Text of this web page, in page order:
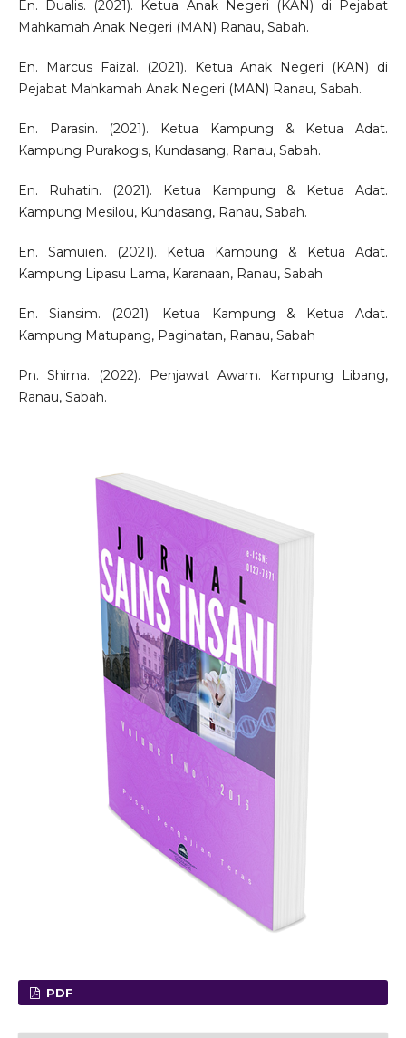
En. Dualis. (2021). Ketua Anak Negeri (KAN) di Pejabat
Mahkamah Anak Negeri (MAN) Ranau, Sabah.
En. Marcus Faizal. (2021). Ketua Anak Negeri (KAN) di
Pejabat Mahkamah Anak Negeri (MAN) Ranau, Sabah.
En. Parasin. (2021). Ketua Kampung & Ketua Adat.
Kampung Purakogis, Kundasang, Ranau, Sabah.
En. Ruhatin. (2021). Ketua Kampung & Ketua Adat.
Kampung Mesilou, Kundasang, Ranau, Sabah.
En. Samuien. (2021). Ketua Kampung & Ketua Adat.
Kampung Lipasu Lama, Karanaan, Ranau, Sabah
En. Siansim. (2021). Ketua Kampung & Ketua Adat.
Kampung Matupang, Paginatan, Ranau, Sabah
Pn. Shima. (2022). Penjawat Awam. Kampung Libang,
Ranau, Sabah.
PDF